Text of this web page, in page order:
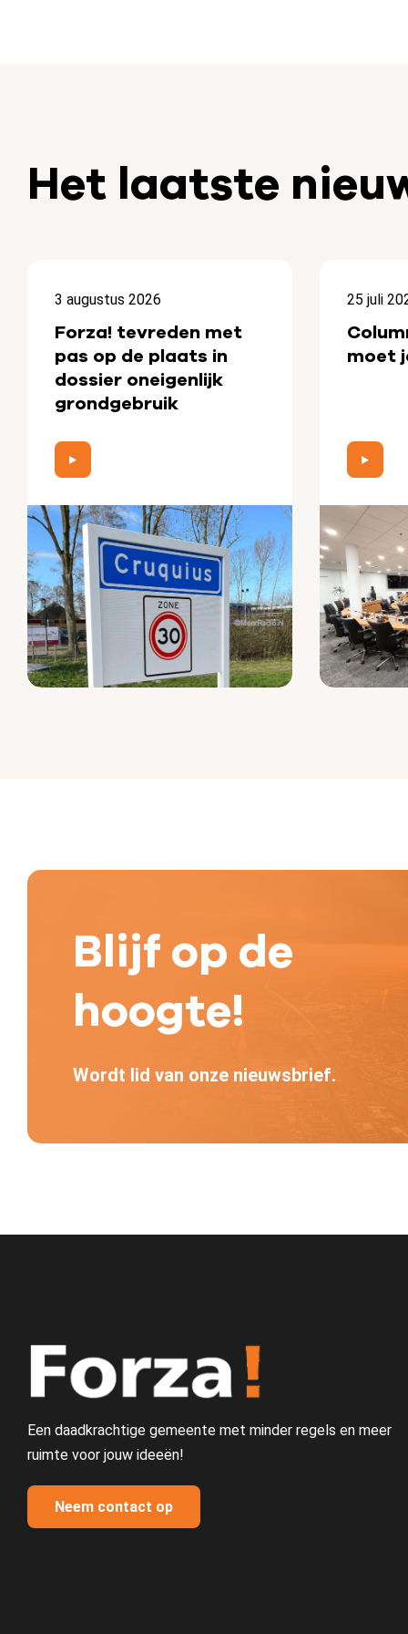
Het laatste
3 augustus 2026
Forza! tevreden met
pas op de plaats in
dossier oneigenlijk
grondgebruik
25 juli
moet
Blijf op de
hoogte!
Wordt lid van onze nieuwsbrief.
Een daadkrachtige gemeente met minder regels en meer
ruimte voor jouw ideeën!
Neem contact op